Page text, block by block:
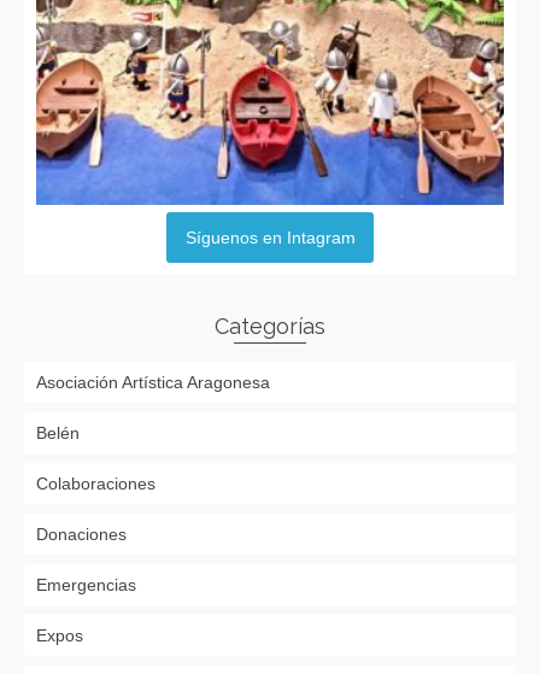
Síguenos en Intagram
Categorías
Asociación Artística Aragonesa
Belén
Colaboraciones
Donaciones
Emergencias
Expos